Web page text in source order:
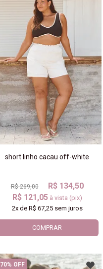
short linho cacau off-white
R$ 269,00
R$ 134,50
R$ 121,05 à vista (pix)
2xde R$ 67,25sem juros
COMPRAR
70% OFF